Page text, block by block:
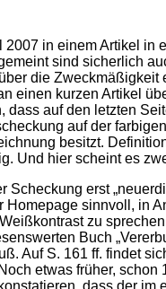
2007 in einem Artikel in
sind sicherlich
die
einen kurzen Artikel
dass auf den letzten
auf der
besitzt.
Und hier scheint es
Scheckung erst
Homepage sinnvoll, in
zu
Buch
Auf S. 161 ff. findet
etwas früher, schon
dass der